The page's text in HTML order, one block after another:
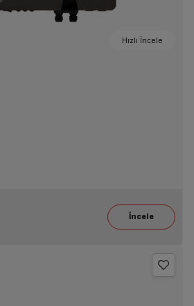
Hızlı İncele